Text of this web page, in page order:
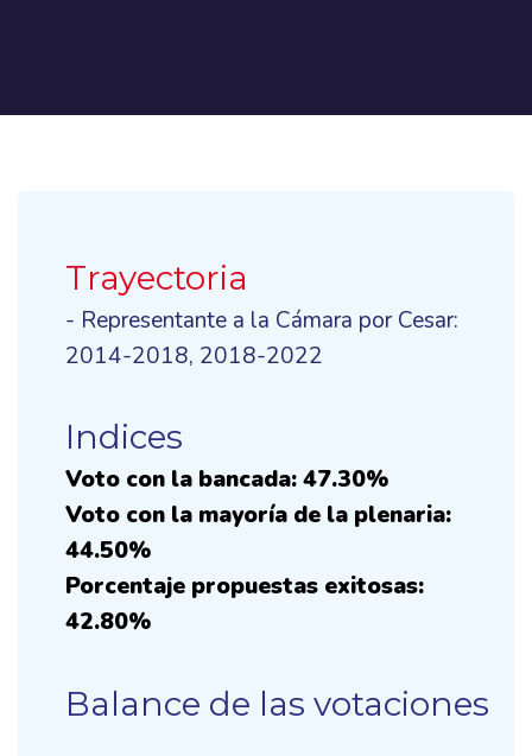
Trayectoria
- Representante a la Cámara por Cesar:
2014-2018, 2018-2022
Indices
Voto con la bancada: 47.30%
Voto con la mayoría de la plenaria:
44.50%
Porcentaje propuestas exitosas:
42.80%
Balance de las votaciones